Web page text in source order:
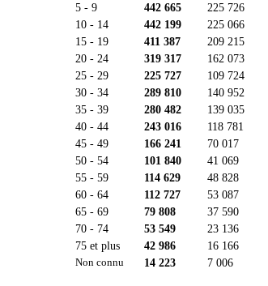
5 - 9
442 665 225 726
10 - 14
442 199 225 066
15 - 19
411 387 209 215
20 - 24
319 317 162 073
25 - 29
225 727 109 724
30 - 34
289 810 140 952
35 - 39
280 482 139 035
40 - 44
243 016 118 781
45 - 49
166 241 70 017
50 - 54
101 840 41 069
55 - 59
114 629 48 828
60 - 64
112 727 53 087
65 - 69
79 808 37 590
70 - 74
53 549 23 136
75 et plus
42 986 16 166
Non connu 14 223 7 006